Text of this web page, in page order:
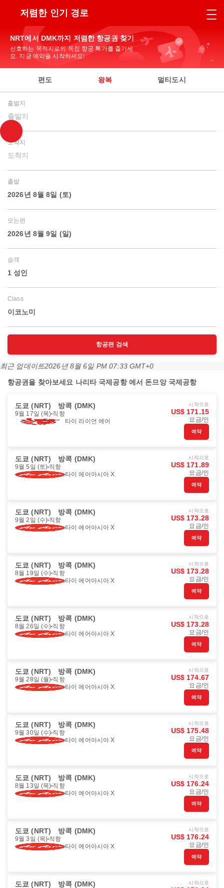
저렴한 인기 경로
NRT에서 DMK까지 저렴한 항공권 찾기
선호하는 목적지로의 독점 항공 특가를 즐기세
요. 지금 예약을 시작하세요!
편도 왕복 멀티도시
출발지
출발지
도착지
도착지
출발
2026년 8월 8일 (토)
오는편
2026년 8월 9일 (일)
승객
1 성인
Class
이코노미
항공편 검색
최근 업데이트2026년 8월 6일 PM 07:33 GMT+0
항공권을 찾아보세요 나리타 국제공항 에서 돈므앙 국제공항
도쿄 (NRT) 방콕 (DMK)
9월 17일 (목) 직항
타이 라이언 에어
시작으로
US$ 171.15
요금/인
예약
도쿄 (NRT) 방콕 (DMK)
9월 5일 (토) 직항
타이 에어아시아 X
시작으로
US$ 171.89
요금/인
예약
도쿄 (NRT) 방콕 (DMK)
9월 2일 (수) 직항
타이 에어아시아 X
시작으로
US$ 173.28
요금/인
예약
도쿄 (NRT) 방콕 (DMK)
8월 19일 (수) 직항
타이 에어아시아 X
시작으로
US$ 173.28
요금/인
예약
도쿄 (NRT) 방콕 (DMK)
8월 26일 (수) 직항
타이 에어아시아 X
시작으로
US$ 173.28
요금/인
예약
도쿄 (NRT) 방콕 (DMK)
9월 28일 (월) 직항
타이 에어아시아 X
시작으로
US$ 174.67
요금/인
예약
도쿄 (NRT) 방콕 (DMK)
9월 30일 (수) 직항
타이 에어아시아 X
시작으로
US$ 175.48
요금/인
예약
도쿄 (NRT) 방콕 (DMK)
8월 13일 (목) 직항
타이 에어아시아 X
시작으로
US$ 176.24
요금/인
예약
도쿄 (NRT) 방콕 (DMK)
9월 3일 (목) 직항
타이 에어아시아 X
시작으로
US$ 176.24
요금/인
예약
도쿄 (NRT) 방콕 (DMK) 시작으로